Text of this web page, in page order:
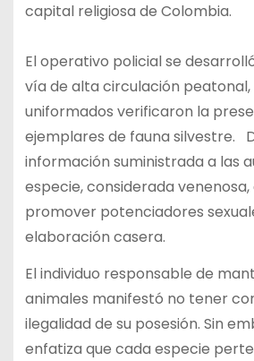
capital religiosa de Colombia.
El operativo policial se
vía de alta circulación peatonal,
uniformados verificaron la
ejemplares de fauna silvestre.
información suministrada a las
especie, considerada
promover potenciadores
elaboración casera.
El individuo responsable de
animales manifestó no tener
ilegalidad de su posesión. Sin
enfatiza que cada especie